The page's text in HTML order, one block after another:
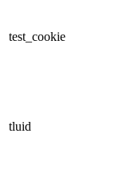
test_cookie
tluid